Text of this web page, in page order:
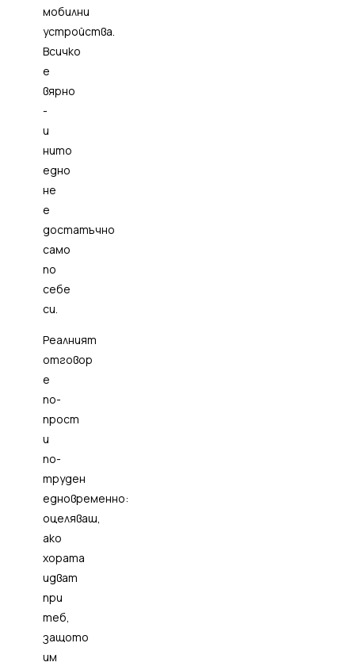
мобилни
устройства.
Всичко
е
вярно
-
и
нито
едно
не
е
достатъчно
само
по
себе
си.
Реалният
отговор
е
по-
прост
и
по-
труден
едновременно:
оцеляваш,
ако
хората
идват
при
теб,
защото
им